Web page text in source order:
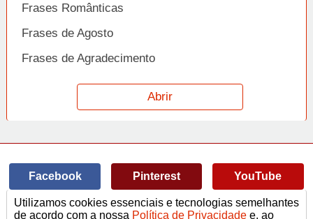
Frases Românticas
Frases de Agosto
Frases de Agradecimento
Frases de Amizade
Frases de Amor
Frases de Arrependimento
Frases de Atitude
Abrir
Facebook Pinterest YouTube
© Copyright 2014-2022A Frase.
Utilizamos cookies essenciais e tecnologias semelhantes
de acordo com a nossa Política de Privacidade e, ao